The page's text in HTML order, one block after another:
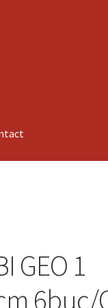
GEO 1
6buc/